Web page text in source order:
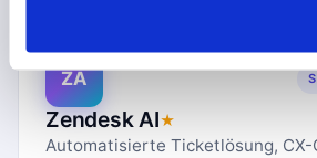
ZA
Zendesk AI★
Automatisierte Ticketlösung,